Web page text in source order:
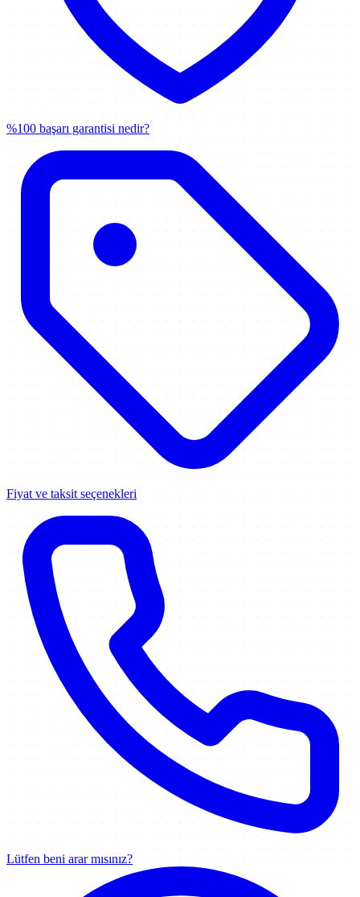
%100 başarı garantisi nedir?
Fiyat ve taksit seçenekleri
Lütfen beni arar mısınız?